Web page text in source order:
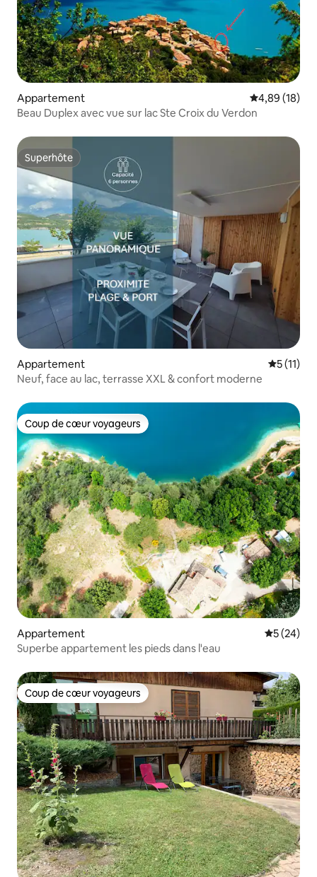
Appartement Évaluation
4,89 (18)
Beau Duplex avec vue sur lac Ste Croix du Verdon
Superhôte
Superhôte
Appartement
5 (11)
Neuf, face au lac, terrasse XXL & confort moderne
Coup de cœur voyageurs
Coup de cœur voyageurs
Appartement
5 (24)
Superbe appartement les pieds dans l'eau
Coup de cœur voyageurs
Coup de cœur voyageurs